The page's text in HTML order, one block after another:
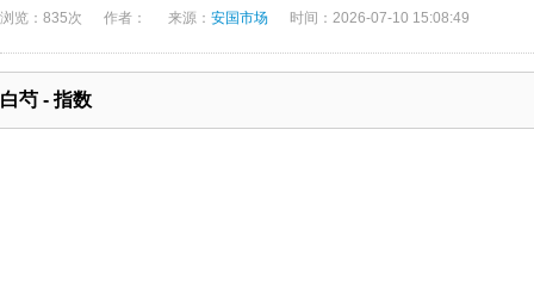
浏览：835次 作者： 来源： 安国市场 时间：2026-07-10 15:08:49
白芍 - 指数